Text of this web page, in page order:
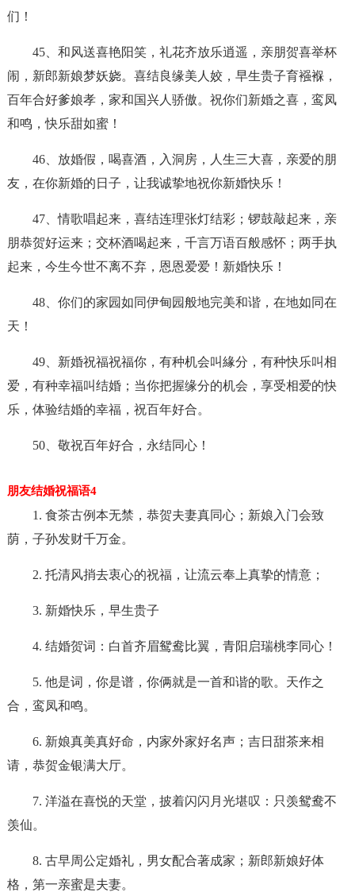
们！
45、和风送喜艳阳笑，礼花齐放乐逍遥，亲朋贺喜举杯
闹，新郎新娘梦妖娆。喜结良缘美人姣，早生贵子育襁褓，
百年合好爹娘孝，家和国兴人骄傲。祝你们新婚之喜，鸾凤
和鸣，快乐甜如蜜！
46、放婚假，喝喜酒，入洞房，人生三大喜，亲爱的朋
友，在你新婚的日子，让我诚挚地祝你新婚快乐！
47、情歌唱起来，喜结连理张灯结彩；锣鼓敲起来，亲
朋恭贺好运来；交杯酒喝起来，千言万语百般感怀；两手执
起来，今生今世不离不弃，恩恩爱爱！新婚快乐！
48、你们的家园如同伊甸园般地完美和谐，在地如同在
天！
49、新婚祝福祝福你，有种机会叫緣分，有种快乐叫相
爱，有种幸福叫结婚；当你把握缘分的机会，享受相爱的快
乐，体验结婚的幸福，祝百年好合。
50、敬祝百年好合，永结同心！
朋友结婚祝福语4
1. 食茶古例本无禁，恭贺夫妻真同心；新娘入门会致
荫，子孙发财千万金。
2. 托清风捎去衷心的祝福，让流云奉上真挚的情意；
3. 新婚快乐，早生贵子
4. 结婚贺词：白首齐眉鸳鸯比翼，青阳启瑞桃李同心！
5. 他是词，你是谱，你俩就是一首和谐的歌。天作之
合，鸾凤和鸣。
6. 新娘真美真好命，内家外家好名声；吉日甜茶来相
请，恭贺金银满大厅。
7. 洋溢在喜悦的天堂，披着闪闪月光堪叹：只羡鸳鸯不
羡仙。
8. 古早周公定婚礼，男女配合著成家；新郎新娘好体
格，第一亲蜜是夫妻。